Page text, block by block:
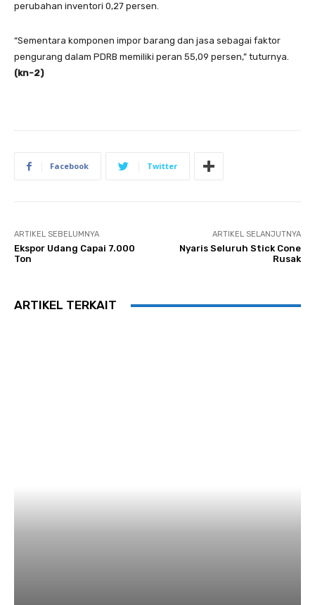
perubahan inventori 0,27 persen.
“Sementara komponen impor barang dan jasa sebagai faktor
pengurang dalam PDRB memiliki peran 55,09 persen,” tuturnya.
(kn-2)
Facebook Twitter
ARTIKEL SEBELUMNYA
Ekspor Udang Capai 7.000
Ton
ARTIKEL SELANJUTNYA
Nyaris Seluruh Stick Cone
Rusak
ARTIKEL TERKAIT